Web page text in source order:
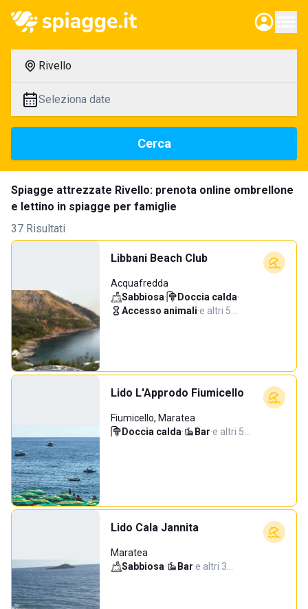
Rivello
Seleziona date
Cerca
Spiagge attrezzate Rivello: prenota online ombrellone
e lettino in spiagge per famiglie
37 Risultati
Libbani Beach Club
Acquafredda
Sabbiosa· Doccia calda·
Accesso animali·e altri 5…
Lido L'Approdo Fiumicello
Fiumicello, Maratea
Doccia calda· Bar·e altri 5…
Lido Cala Jannita
Maratea
Sabbiosa· Bar·e altri 3…